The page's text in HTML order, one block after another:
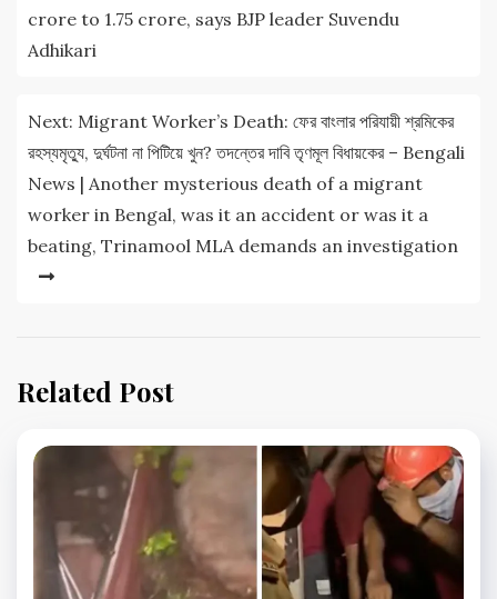
crore to 1.75 crore, says BJP leader Suvendu
Adhikari
Next: Migrant Worker’s Death: ফের বাংলার পরিযায়ী শ্রমিকের
রহস্যমৃত্যু, দুর্ঘটনা না পিটিয়ে খুন? তদন্তের দাবি তৃণমূল বিধায়কের – Bengali
News | Another mysterious death of a migrant
worker in Bengal, was it an accident or was it a
beating, Trinamool MLA demands an investigation
Related Post